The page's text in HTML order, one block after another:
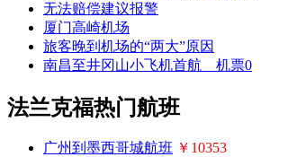
无法赔偿建议报警
厦门高崎机场
旅客晚到机场的“两大”原因
南昌至井冈山小飞机首航 机票0
法兰克福热门航班
广州到墨西哥城航班 ￥10353